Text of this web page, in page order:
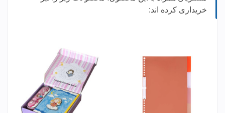
خریداری کرده اند: